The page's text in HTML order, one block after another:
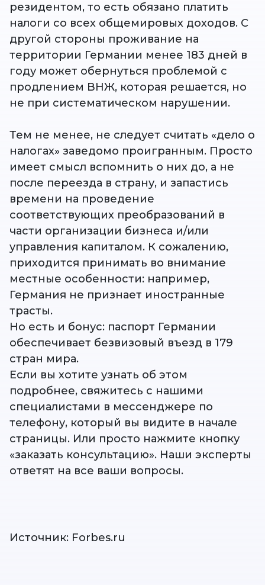
резидентом, то есть обязано платить
налоги со всех общемировых доходов. С
другой стороны проживание на
территории Германии менее 183 дней в
году может обернуться проблемой с
продлением ВНЖ, которая решается, но
не при систематическом нарушении.
Тем не менее, не следует считать «дело о
налогах» заведомо проигранным. Просто
имеет смысл вспомнить о них до, а не
после переезда в страну, и запастись
времени на проведение
соответствующих преобразований в
части организации бизнеса и/или
управления капиталом. К сожалению,
приходится принимать во внимание
местные особенности: например,
Германия не признает иностранные
трасты.
Но есть и бонус: паспорт Германии
обеспечивает безвизовый въезд в 179
стран мира.
Если вы хотите узнать об этом
подробнее, свяжитесь с нашими
специалистами в мессенджере по
телефону, который вы видите в начале
страницы. Или просто нажмите кнопку
«заказать консультацию». Наши эксперты
ответят на все ваши вопросы.
Источник: Forbes.ru